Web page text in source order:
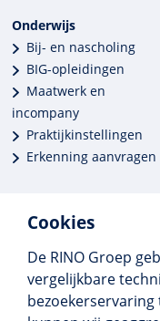
Cookies
De RINO Groep
vergelijkbare
bezoekerservaring
Onderwijs
Bij- en nascholing
BIG-opleidingen
Maatwerk en
incompany
Praktijkinstellingen
Erkenning aanvragen
Alle
Cedeo-